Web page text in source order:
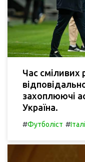
Час сміливих
захоплюючі
Україна.
#Футболіст #